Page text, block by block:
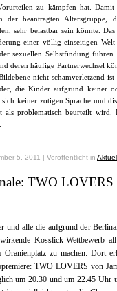
zu kämpfen hat. Damit
der beantragten
sehr belastbar sein könnte.
einer völlig einseitigen
sexuellen Selbstfindung
deren häufige Partnerwechsel
nicht schamverletzend
die Kinder aufgrund keiner
keiner zotigen Sprache und
als problematisch beurteilt wird.
5, 2011 | Veröffentlicht in
TWO
und alle die aufgrund der
Kosslick-Wettbewerb
Oranienplatz zu machen: Dort
TWO LOVERS von
um 20.30 und um 22.45